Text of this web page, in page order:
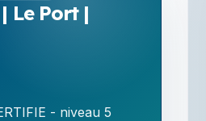
Le Port |
- niveau 5